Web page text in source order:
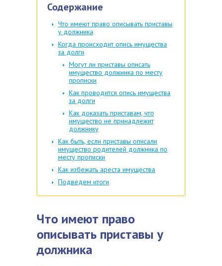
Содержание
Что имеют право описывать приставы
у должника
Когда происходит опись имущества
за долги
Могут ли приставы описать
имущество должника по месту
прописки
Как проводится опись имущества
за долги
Как доказать приставам, что
имущество не принадлежит
должнику
Как быть, если приставы описали
имущество родителей должника по
месту прописки
Как избежать ареста имущества
Подведем итоги
Что имеют право
описывать приставы у
должника